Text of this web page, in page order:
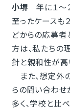
小堺 年に１～
至ったケースも
どからの応募者
方は、私たちの
針と親和性が高
また、想定外
らの問い合わせ
多く、学校と比